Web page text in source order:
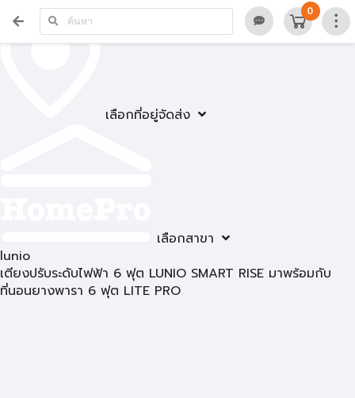
เลือกที่อยู่จัดส่ง
เลือกสาขา
0
lunio
เตียงปรับระดับไฟฟ้า 6 ฟุต LUNIO SMART RISE มาพร้อมกับ
ที่นอนยางพารา 6 ฟุต LITE PRO